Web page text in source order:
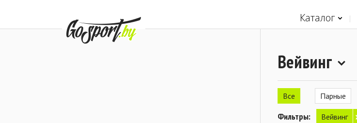
Каталог
Вейвинг
Все Парные
Фильтры: Вейвинг